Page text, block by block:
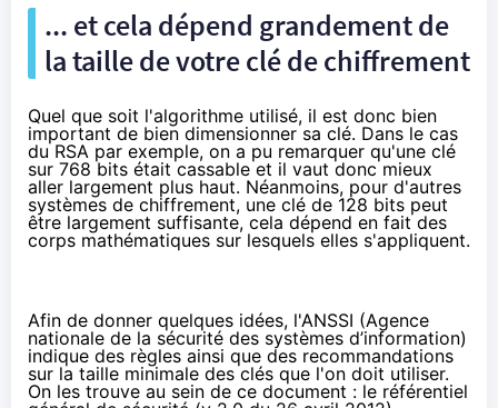
... et cela dépend grandement de
la taille de votre clé de chiffrement
Quel que soit l'algorithme utilisé, il est donc bien
important de bien dimensionner sa clé. Dans le cas
du RSA par exemple, on a pu remarquer qu'une clé
sur 768 bits était cassable et il vaut donc mieux
aller largement plus haut. Néanmoins, pour d'autres
systèmes de chiffrement, une clé de 128 bits peut
être largement suffisante, cela dépend en fait des
corps mathématiques sur lesquels elles s'appliquent.
Afin de donner quelques idées, l'ANSSI (Agence
nationale de la sécurité des systèmes d’information)
indique des règles ainsi que des recommandations
sur la taille minimale des clés que l'on doit utiliser.
On les trouve au sein de ce document : le référentiel